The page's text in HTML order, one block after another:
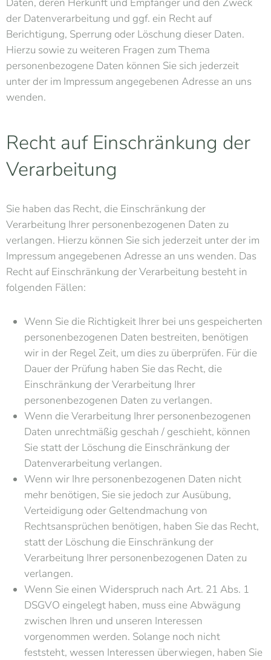
der Datenverarbeitung und ggf. ein Recht auf
Berichtigung, Sperrung oder Löschung dieser Daten.
Hierzu sowie zu weiteren Fragen zum Thema
personenbezogene Daten können Sie sich jederzeit
unter der im Impressum angegebenen Adresse an uns
wenden.
Recht auf Einschränkung der
Verarbeitung
Sie haben das Recht, die Einschränkung der
Verarbeitung Ihrer personenbezogenen Daten zu
verlangen. Hierzu können Sie sich jederzeit unter der im
Impressum angegebenen Adresse an uns wenden. Das
Recht auf Einschränkung der Verarbeitung besteht in
folgenden Fällen:
Wenn Sie die Richtigkeit Ihrer bei uns gespeicherten
personenbezogenen Daten bestreiten, benötigen
wir in der Regel Zeit, um dies zu überprüfen. Für die
Dauer der Prüfung haben Sie das Recht, die
Einschränkung der Verarbeitung Ihrer
personenbezogenen Daten zu verlangen.
Wenn die Verarbeitung Ihrer personenbezogenen
Daten unrechtmäßig geschah / geschieht, können
Sie statt der Löschung die Einschränkung der
Datenverarbeitung verlangen.
Wenn wir Ihre personenbezogenen Daten nicht
mehr benötigen, Sie sie jedoch zur Ausübung,
Verteidigung oder Geltendmachung von
Rechtsansprüchen benötigen, haben Sie das Recht,
statt der Löschung die Einschränkung der
Verarbeitung Ihrer personenbezogenen Daten zu
verlangen.
Wenn Sie einen Widerspruch nach Art. 21 Abs. 1
DSGVO eingelegt haben, muss eine Abwägung
zwischen Ihren und unseren Interessen
vorgenommen werden. Solange noch nicht
feststeht, wessen Interessen überwiegen, haben Sie